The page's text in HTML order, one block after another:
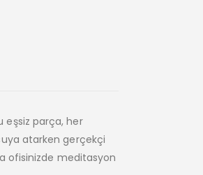
eşsiz parça, her
atarken gerçekçi
ofisinizde meditasyon